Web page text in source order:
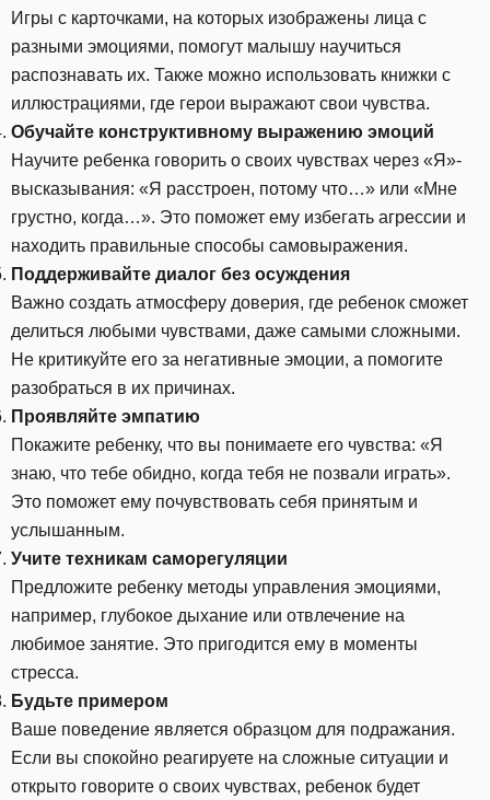
Игры с карточками, на которых изображены лица с
разными эмоциями, помогут малышу научиться
распознавать их. Также можно использовать книжки с
иллюстрациями, где герои выражают свои чувства.
Обучайте конструктивному выражению эмоций
Научите ребенка говорить о своих чувствах через «Я»-
высказывания: «Я расстроен, потому что…» или «Мне
грустно, когда…». Это поможет ему избегать агрессии и
находить правильные способы самовыражения.
Поддерживайте диалог без осуждения
Важно создать атмосферу доверия, где ребенок сможет
делиться любыми чувствами, даже самыми сложными.
Не критикуйте его за негативные эмоции, а помогите
разобраться в их причинах.
Проявляйте эмпатию
Покажите ребенку, что вы понимаете его чувства: «Я
знаю, что тебе обидно, когда тебя не позвали играть».
Это поможет ему почувствовать себя принятым и
услышанным.
Учите техникам саморегуляции
Предложите ребенку методы управления эмоциями,
например, глубокое дыхание или отвлечение на
любимое занятие. Это пригодится ему в моменты
стресса.
Будьте примером
Ваше поведение является образцом для подражания.
Если вы спокойно реагируете на сложные ситуации и
открыто говорите о своих чувствах, ребенок будет